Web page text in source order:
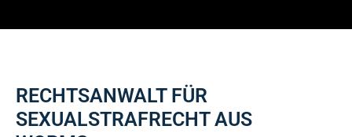
RECHTSANWALT FÜR
SEXUALSTRAFRECHT AUS